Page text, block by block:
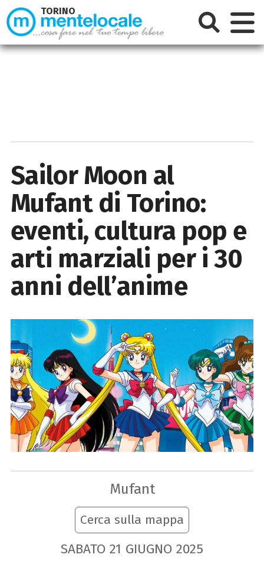
Sailor Moon al
Mufant di Torino:
eventi, cultura pop e
arti marziali per i 30
anni dell’anime
Mufant
Cerca sulla mappa
SABATO 21 GIUGNO 2025
TORINO